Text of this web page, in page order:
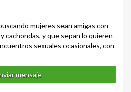
mujeres sean amigas con
cachondas, y que sepan lo quieren
sexuales ocasionales, con
mensaje